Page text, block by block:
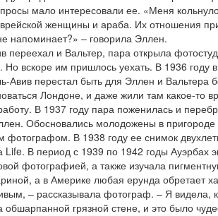
мало интересовали ее. «Меня
женщины и араба. Их отношения
напоминает?» – говорила Эллен.
переехал и Вальтер, пара открыла
Но вскоре им пришлось уехать. В 1936 году
Авив перестал быть для Эллен и
Лондоне, и даже жили там какое-то
В 1937 году пара поженилась и
Обосновались молодожены в
фотографом. В 1938 году ее снимок
Life. В период с 1939 по 1942 годы Ауэрбах
фотографией, а также изучала
а в Америке любая ерунда обретает
– рассказывала фотограф. – Я видела,
грязной стене, и это было